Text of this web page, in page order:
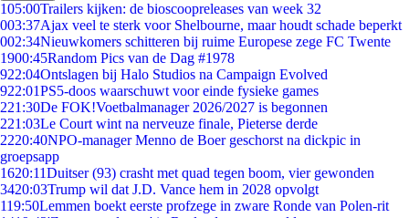
105:00Trailers kijken: de bioscoopreleases van week 32
003:37Ajax veel te sterk voor Shelbourne, maar houdt schade beperkt
002:34Nieuwkomers schitteren bij ruime Europese zege FC Twente
1900:45Random Pics van de Dag #1978
922:04Ontslagen bij Halo Studios na Campaign Evolved
922:01PS5-doos waarschuwt voor einde fysieke games
221:30De FOK!Voetbalmanager 2026/2027 is begonnen
221:03Le Court wint na nerveuze finale, Pieterse derde
2220:40NPO-manager Menno de Boer geschorst na dickpic in
groepsapp
1620:11Duitser (93) crasht met quad tegen boom, vier gewonden
3420:03Trump wil dat J.D. Vance hem in 2028 opvolgt
119:50Lemmen boekt eerste profzege in zware Ronde van Polen-rit